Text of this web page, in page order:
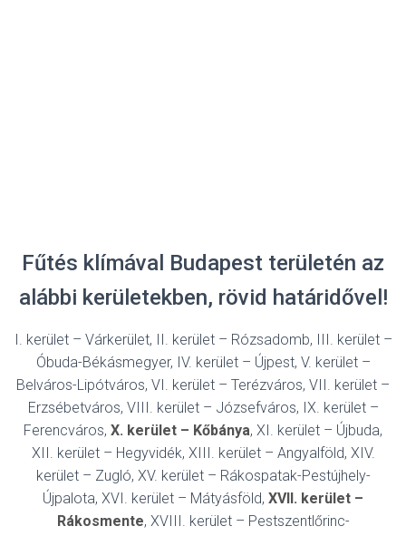
Fűtés klímával Budapest területén az
alábbi kerületekben, rövid határidővel!
I. kerület – Várkerület, II. kerület – Rózsadomb, III. kerület –
Óbuda-Békásmegyer, IV. kerület – Újpest, V. kerület –
Belváros-Lipótváros, VI. kerület – Terézváros, VII. kerület –
Erzsébetváros, VIII. kerület – Józsefváros, IX. kerület –
Ferencváros, X. kerület – Kőbánya, XI. kerület – Újbuda,
XII. kerület – Hegyvidék, XIII. kerület – Angyalföld, XIV.
kerület – Zugló, XV. kerület – Rákospatak-Pestújhely-
Újpalota, XVI. kerület – Mátyásföld, XVII. kerület –
Rákosmente, XVIII. kerület – Pestszentlőrinc-